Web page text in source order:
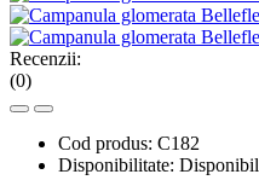
Recenzii:
(0)
Cod produs: C182
Disponibilitate: Disponibil